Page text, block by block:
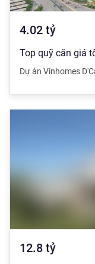
4.02 tỷ
Dự án Vinhomes
12.8 tỷ